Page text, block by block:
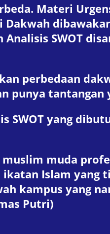
Materi
Dakwah
SWOT
perbedaan
punya tantangan
SWOT yang
muda
Islam yang
kampus yang
Putri)